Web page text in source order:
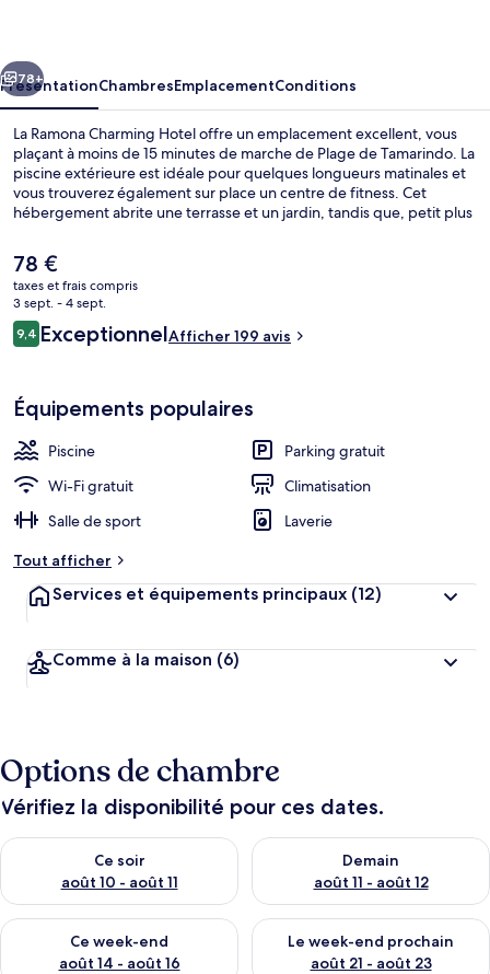
Suivant
78+
PrésentationChambresEmplacementConditions
La Ramona Charming Hotel offre un emplacement excellent, vous
plaçant à moins de 15 minutes de marche de Plage de Tamarindo. La
piscine extérieure est idéale pour quelques longueurs matinales et
vous trouverez également sur place un centre de fitness. Cet
hébergement abrite une terrasse et un jardin, tandis que, petit plus
réfrigérateur. Les autres voyageurs sont enchantés par le personnel
attentionné et l'accès facile à pied.
Le
prix
actuel
est
de
78 €
taxes et frais compris
3 sept. - 4 sept.
Avis
voyageurs
9,49,4 sur 10
ExceptionnelAfficher 199 avis
Équipements populaires
Piscine
Parking gratuit
Wi-Fi gratuit
Climatisation
Salle de sport
Laverie
Tout afficher
Services et équipements principaux (12)
Comme à la maison (6)
Options de chambre
Vérifiez la disponibilité pour ces dates.
Ce soir
août 10 - août 11
Vérifier la disponibilité pour ce soir août 10 - août 11
Demain
août 11 - août 12
Vérifier la disponibilité pour
Ce week-end
août 14 - août 16
Vérifier la disponibilité pour ce week-end août 14 - août 16
Le week-end prochain
août 21 - août 23
Vérifier la disponibilité pour